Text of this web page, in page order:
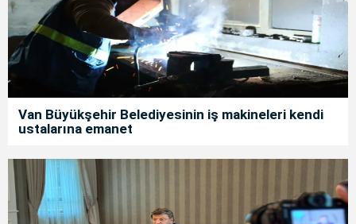
Van Büyükşehir Belediyesinin iş makineleri kendi
ustalarına emanet